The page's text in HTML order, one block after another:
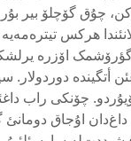
چۇق گۆچلۆ بیر
هرکس
گؤرۆشمک اۆزرە
أتگیندە دوردولار.
چۆنکی راب
داغ‌دان اۇجاق